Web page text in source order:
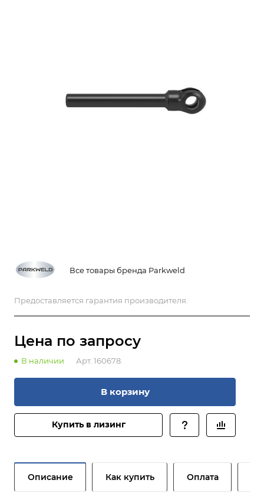
Все товары бренда Parkweld
Предоставляется гарантия производителя.
Цена по запросу
В наличии Арт. 160678.
В корзину
Купить в лизинг
Описание Как купить Оплата